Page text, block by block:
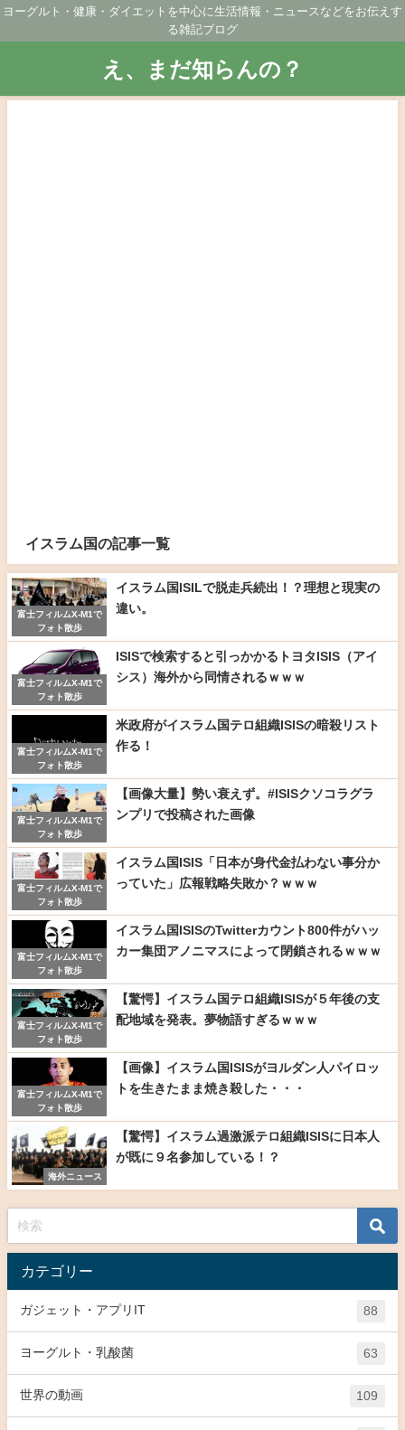
ヨーグルト・健康・ダイエットを中心に生活情報・ニュースなどをお伝えす
る雑記ブログ
え、まだ知らんの？
イスラム国の記事一覧
富士フィルムX-M1で
フォト散歩
イスラム国ISILで脱走兵続出！？理想と現実の
違い。
富士フィルムX-M1で
フォト散歩
ISISで検索すると引っかかるトヨタISIS（アイ
シス）海外から同情されるｗｗｗ
富士フィルムX-M1で
フォト散歩
米政府がイスラム国テロ組織ISISの暗殺リスト
作る！
富士フィルムX-M1で
フォト散歩
【画像大量】勢い衰えず。#ISISクソコラグラ
ンプリで投稿された画像
富士フィルムX-M1で
フォト散歩
イスラム国ISIS「日本が身代金払わない事分か
っていた」広報戦略失敗か？ｗｗｗ
富士フィルムX-M1で
フォト散歩
イスラム国ISISのTwitterカウント800件がハッ
カー集団アノニマスによって閉鎖されるｗｗｗ
富士フィルムX-M1で
フォト散歩
【驚愕】イスラム国テロ組織ISISが５年後の支
配地域を発表。夢物語すぎるｗｗｗ
富士フィルムX-M1で
フォト散歩
【画像】イスラム国ISISがヨルダン人パイロッ
トを生きたまま焼き殺した・・・
海外ニュース
【驚愕】イスラム過激派テロ組織ISISに日本人
が既に９名参加している！？
カテゴリー
ガジェット・アプリIT 88
ヨーグルト・乳酸菌 63
世界の動画 109